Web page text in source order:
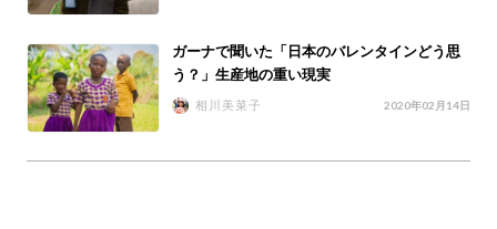
ガーナで聞いた「日本のバレンタインどう思
う？」生産地の重い現実
相川美菜子 2020年02月14日